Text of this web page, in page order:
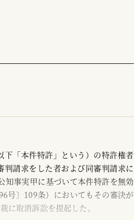
「本件特許」という）の特許権者
請求をした者および同審判請求に
知事実甲に基づいて本件特許を無効
号〕109条）においてもその審決が
に取消訴訟を提起した。